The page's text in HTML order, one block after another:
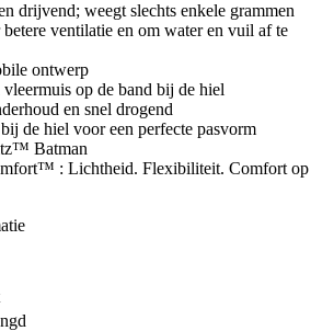
drijvend; weegt slechts enkele grammen
ventilatie en om water en vuil af te
ontwerp
op de band bij de hiel
en snel drogend
de hiel voor een perfecte pasvorm
Batman
: Lichtheid. Flexibiliteit. Comfort op